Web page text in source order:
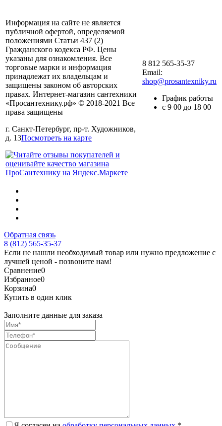
Информация на сайте не является
публичной офертой, определяемой
положениями Статьи 437 (2)
Гражданского кодекса РФ. Цены
указаны для ознакомления. Все
торговые марки и информация
принадлежат их владельцам и
защищены законом об авторских
правах. Интернет-магазин сантехники
«Просантехнику.рф» © 2018-2021 Все
права защищены
г. Санкт-Петербург, пр-т. Художников,
д. 13Посмотреть на карте
8 812 565-35-37
Email:
shop@prosantexniky.ru
График работы
с 9 00 до 18 00
Обратная связь
8 (812) 565-35-37
Если не нашли необходимый товар или нужно предложение с
лучшей ценой - позвоните нам!
Сравнение0
Избранное0
Корзина0
Купить в один клик
Заполните данные для заказа